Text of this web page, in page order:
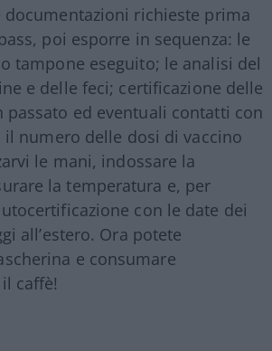
documentazioni richieste prima
poi esporre in sequenza: le
tampone eseguito; le analisi del
e delle feci; certificazione delle
passato ed eventuali contatti con
il numero delle dosi di vaccino
le mani, indossare la
la temperatura e, per
con le date dei
all’estero. Ora potete
e consumare
caffè!